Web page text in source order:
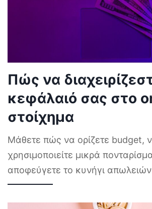
Πώς να
κεφάλαιό σας στο
στοίχημα
Μάθετε πώς να ορίζετε budget,
χρησιμοποιείτε μικρά
αποφεύγετε το κυνήγι